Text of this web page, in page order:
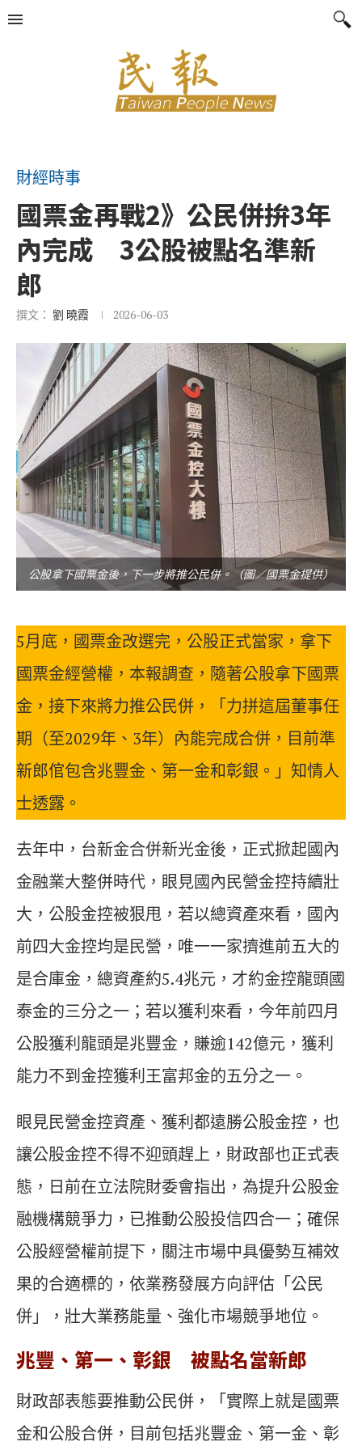
財經時事
國票金再戰2》公民併拚3年
內完成 3公股被點名準新
郎
撰文： 劉 曉霞 2026-06-03
公股拿下國票金後，下一步將推公民併。（圖／國票金提供）
5月底，國票金改選完，公股正式當家，拿下
國票金經營權，本報調查，隨著公股拿下國票
金，接下來將力推公民併，「力拼這屆董事任
期（至2029年、3年）內能完成合併，目前準
新郎倌包含兆豐金、第一金和彰銀。」知情人
士透露。
去年中，台新金合併新光金後，正式掀起國內
金融業大整併時代，眼見國內民營金控持續壯
大，公股金控被狠甩，若以總資產來看，國內
前四大金控均是民營，唯一一家擠進前五大的
是合庫金，總資產約5.4兆元，才約金控龍頭國
泰金的三分之一；若以獲利來看，今年前四月
公股獲利龍頭是兆豐金，賺逾142億元，獲利
能力不到金控獲利王富邦金的五分之一。
眼見民營金控資產、獲利都遠勝公股金控，也
讓公股金控不得不迎頭趕上，財政部也正式表
態，日前在立法院財委會指出，為提升公股金
融機構競爭力，已推動公股投信四合一；確保
公股經營權前提下，關注市場中具優勢互補效
果的合適標的，依業務發展方向評估「公民
併」，壯大業務能量、強化市場競爭地位。
兆豐、第一、彰銀 被點名當新郎
財政部表態要推動公民併，「實際上就是國票
金和公股合併，目前包括兆豐金、第一金、彰